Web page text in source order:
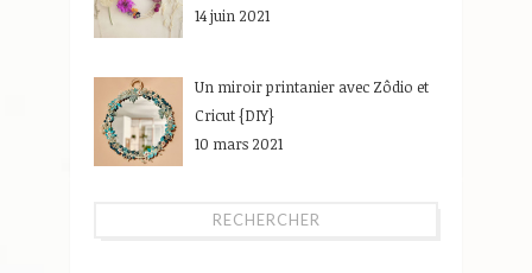
14 juin 2021
Un miroir printanier avec Zôdio et
Cricut {DIY}
10 mars 2021
RECHERCHER